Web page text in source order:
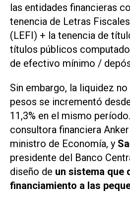
las entidades financieras
tenencia de Letras
(LEFI) + la tenencia de
títulos públicos
de efectivo mínimo /
Sin embargo, la liquidez no
pesos se incrementó
11,3% en el mismo
consultora financiera Anker
ministro de Economía, y
presidente del Banco
diseño de un sistema que
financiamiento a las